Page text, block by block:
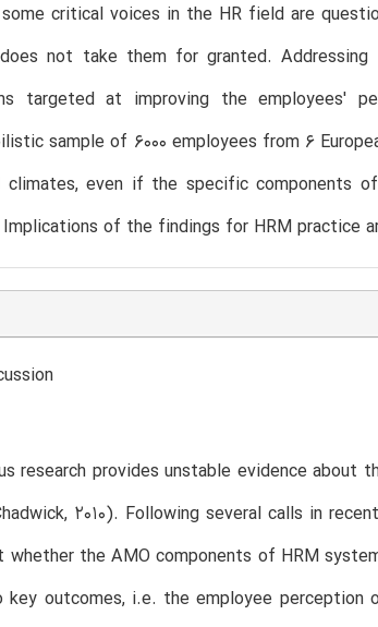
critical voices in the HR field are
not take them for granted.
targeted at improving the employees'
sample of 6000 employees from 6
climates, even if the specific components
of the findings for HRM practice
research provides unstable evidence
2010). Following several calls in
the AMO components of HRM
key outcomes, i.e. the employee perception